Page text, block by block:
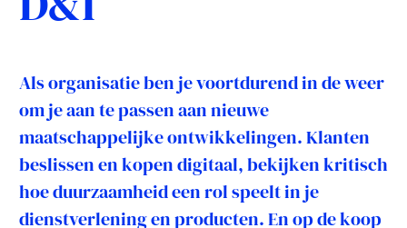
Als organisatie ben je voortdurend in de weer
om je aan te passen aan nieuwe
maatschappelijke ontwikkelingen. Klanten
beslissen en kopen digitaal, bekijken kritisch
hoe duurzaamheid een rol speelt in je
dienstverlening en producten. En op de koop